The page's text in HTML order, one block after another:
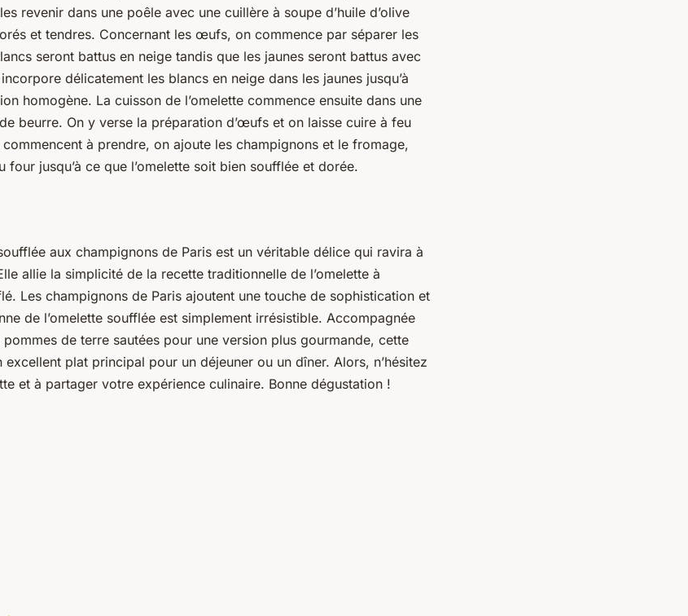
revenir dans une poêle avec une cuillère à soupe d’huile d’olive
et tendres. Concernant les œufs, on commence par séparer les
seront battus en neige tandis que les jaunes seront battus avec
délicatement les blancs en neige dans les jaunes jusqu’à
homogène. La cuisson de l’omelette commence ensuite dans une
beurre. On y verse la préparation d’œufs et on laisse cuire à feu
à prendre, on ajoute les champignons et le fromage,
four jusqu’à ce que l’omelette soit bien soufflée et dorée.
aux champignons de Paris est un véritable délice qui ravira à
allie la simplicité de la recette traditionnelle de l’omelette à
Les champignons de Paris ajoutent une touche de sophistication et
de l’omelette soufflée est simplement irrésistible. Accompagnée
pommes de terre sautées pour une version plus gourmande, cette
plat principal pour un déjeuner ou un dîner. Alors, n’hésitez
et à partager votre expérience culinaire. Bonne dégustation !